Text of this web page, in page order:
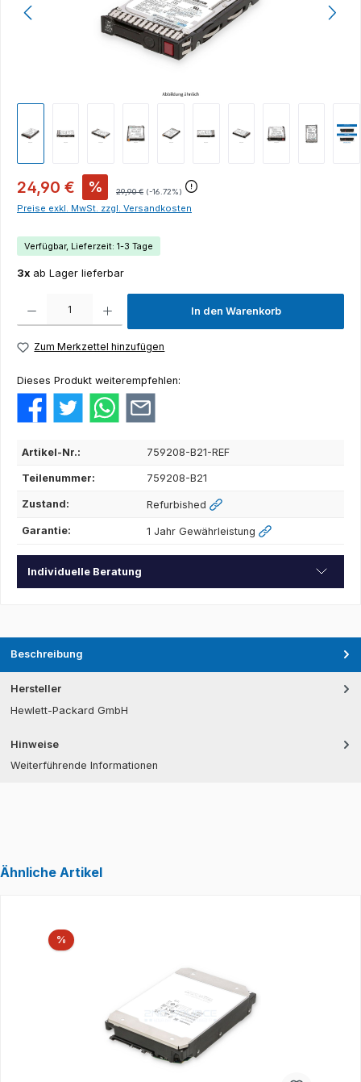
24,90 € % 29,90 € (-16.72%)
Preise exkl. MwSt. zzgl. Versandkosten
Verfügbar, Lieferzeit: 1-3 Tage
3x ab Lager lieferbar
In den Warenkorb
Zum Merkzettel hinzufügen
Dieses Produkt weiterempfehlen:
Artikel-Nr.: 759208-B21-REF
Teilenummer: 759208-B21
Zustand: Refurbished
Garantie: 1 Jahr Gewährleistung
Individuelle Beratung
Beschreibung
Hersteller
Hewlett-Packard GmbH
Hinweise
Weiterführende Informationen
Ähnliche Artikel
%Rabatt